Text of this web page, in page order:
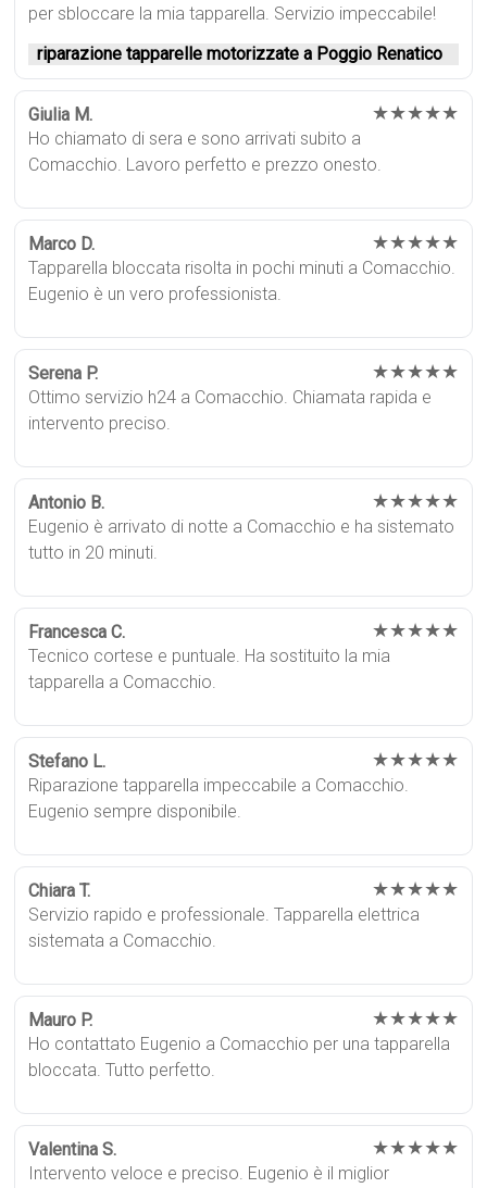
per sbloccare la mia tapparella. Servizio impeccabile!
riparazione tapparelle motorizzate a Poggio Renatico
Giulia M. ★★★★★
Ho chiamato di sera e sono arrivati subito a
Comacchio. Lavoro perfetto e prezzo onesto.
Marco D. ★★★★★
Tapparella bloccata risolta in pochi minuti a Comacchio.
Eugenio è un vero professionista.
Serena P. ★★★★★
Ottimo servizio h24 a Comacchio. Chiamata rapida e
intervento preciso.
Antonio B. ★★★★★
Eugenio è arrivato di notte a Comacchio e ha sistemato
tutto in 20 minuti.
Francesca C. ★★★★★
Tecnico cortese e puntuale. Ha sostituito la mia
tapparella a Comacchio.
Stefano L. ★★★★★
Riparazione tapparella impeccabile a Comacchio.
Eugenio sempre disponibile.
Chiara T. ★★★★★
Servizio rapido e professionale. Tapparella elettrica
sistemata a Comacchio.
Mauro P. ★★★★★
Ho contattato Eugenio a Comacchio per una tapparella
bloccata. Tutto perfetto.
Valentina S. ★★★★★
Intervento veloce e preciso. Eugenio è il miglior